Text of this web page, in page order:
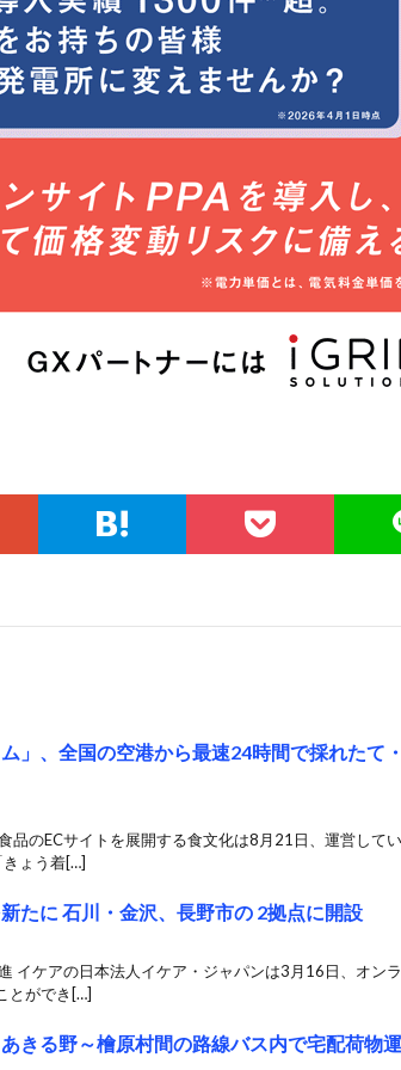
」、全国の空港から最速24時間で採れたて
品のECサイトを展開する食文化は8月21日、運営して
ょう着[…]
たに 石川・金沢、長野市の 2拠点に開設
イケアの日本法人イケア・ジャパンは3月16日、オン
とができ[…]
きる野～檜原村間の路線バス内で宅配荷物